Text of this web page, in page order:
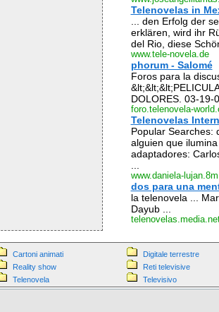
Telenovelas in
... den Erfolg der
erklären, wird ihr
del Rio, diese
www.tele-novela.de
phorum - Salomé
Foros para la
DOLORES. 03-19-
foro.telenovela-
Telenovelas
Popular Searches:
alguien que
adaptadores:
www.daniela-
dos para una
la telenovela ...
Dayub ...
Cartoni animati
Digitale terrestre
Reality show
Reti televisive
Telenovela
Televisivo